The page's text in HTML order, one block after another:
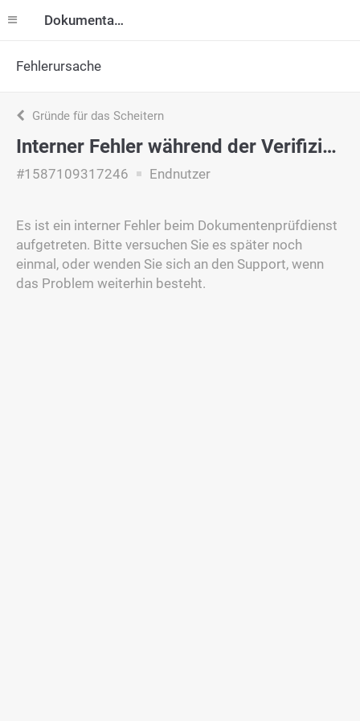
Dokumentation
Fehlerursache
Gründe für das Scheitern
Interner Fehler während der Verifizierung
#1587109317246 Endnutzer
Es ist ein interner Fehler beim Dokumentenprüfdienst
aufgetreten. Bitte versuchen Sie es später noch
einmal, oder wenden Sie sich an den Support, wenn
das Problem weiterhin besteht.